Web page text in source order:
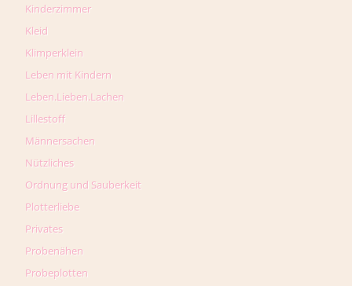
Kinderzimmer
Kleid
Klimperklein
Leben mit Kindern
Leben.Lieben.Lachen
Lillestoff
Männersachen
Nützliches
Ordnung und Sauberkeit
Plotterliebe
Privates
Probenähen
Probeplotten